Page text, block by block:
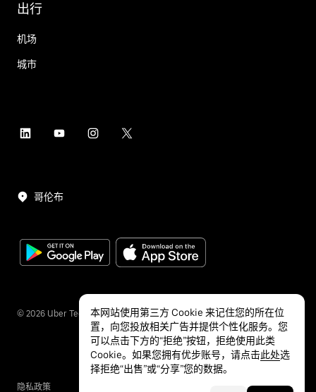
出行
机场
城市
哥伦布
© 2026 Uber Technologies Inc.
隐私政策
本网站使用第三方 Cookie 来记住您的所在位
置，向您投放相关广告并提供个性化服务。您
可以点击下方的“拒绝”按钮，拒绝使用此类
Cookie。如果您拥有优步账号，请点击此处选
择拒绝“出售”或“分享”您的数据。